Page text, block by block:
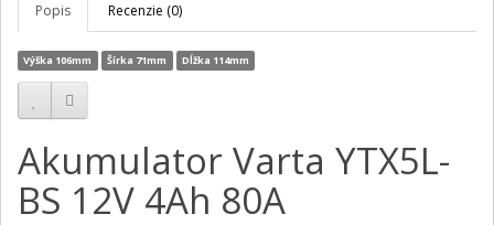
Popis Recenzie (0)
Výška 106mm Šírka 71mm Dĺžka 114mm
Akumulator Varta YTX5L-
BS 12V 4Ah 80A